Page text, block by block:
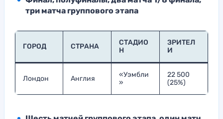
три матча группового этапа
ГОРОД СТРАНА
СТАДИО
Н
ЗРИТЕЛ
И
Лондон Англия
«Уэмбли
»
22 500
(25%)